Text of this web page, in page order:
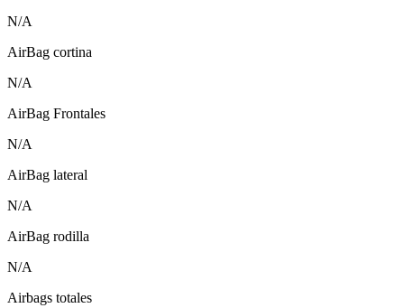
N/A
AirBag cortina
N/A
AirBag Frontales
N/A
AirBag lateral
N/A
AirBag rodilla
N/A
Airbags totales